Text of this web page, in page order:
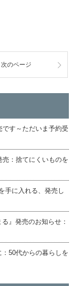
次のページ
す～ただいま予約受
売：捨てにくいものを
手に入れる、発売し
』発売のお知らせ：
：50代からの暮らしを